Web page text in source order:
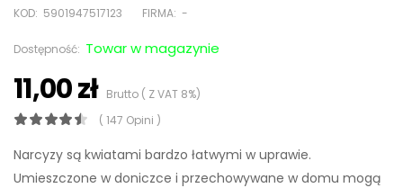
KOD: 5901947517123 FIRMA: -
Dostępność: Towar w magazynie
11,00 złBrutto ( Z VAT 8%)
( 147 Opini )
Narcyzy są kwiatami bardzo łatwymi w uprawie.
Umieszczone w doniczce i przechowywane w domu mogą